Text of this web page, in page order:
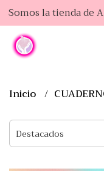
Somos la tienda de
Inicio